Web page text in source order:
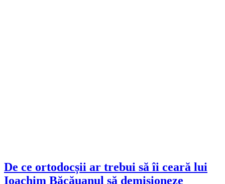
De ce ortodocșii ar trebui să îi ceară lui
Ioachim Băcăuanul să demisioneze